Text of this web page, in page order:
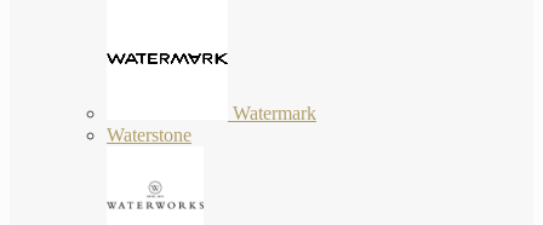
Watermark
Waterstone